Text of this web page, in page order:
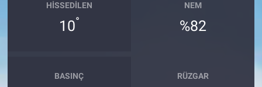
HISSEDILEN
10°
NEM
%82
BASINÇ RÜZGAR